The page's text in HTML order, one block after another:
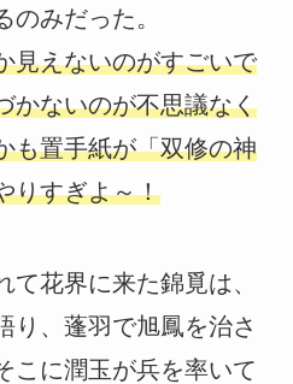
みだった。
見えないのがすごいで
かないのが不思議なく
も置手紙が「双修の神
りすぎよ～！
て花界に来た錦覓は、
り、蓬羽で旭鳳を治さ
こに潤玉が兵を率いて